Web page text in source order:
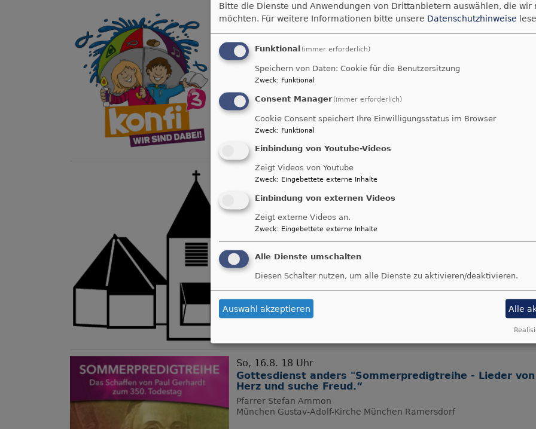
Mo, 8.6. - Fr, 25.9.
Anmeldung Konfi3
Angela Zielke
München Gustav-Adolf-Kirche München Ramersdorf
So, 9.8. 10 Uhr
Gottesdienst "Sommerpredigtreihe - Lieder von Paul
Pfarrer i.R. Michael Göpfert
München
Jesajakirche München
So, 16.8. 18 Uhr
Gottesdienst anders "Sommerpredigtreihe - Lieder
Herz und suche Freud.“
Pfarrer Stefan Ammon
München Gustav-Adolf-Kirche München Ramersdorf
Bitte die Dienste und Anwendungen von Drittanbietern auswählen, die wir
möchten. Für weitere Informationen bitte unsere Datenschutzhinweise
Funktional (immer erforderlich)
Speichern von Daten: Cookie für die Benutzersitzung
Zweck: Funktional
Consent Manager (immer erforderlich)
Cookie Consent speichert Ihre Einwilligungsstatus im Browser
Zweck: Funktional
Einbindung von Youtube-Videos
Zeigt Videos von Youtube
Zweck: Eingebettete externe Inhalte
Einbindung von externen Videos
Zeigt externe Videos an.
Zweck: Eingebettete externe Inhalte
Alle Dienste umschalten
Diesen Schalter nutzen, um alle Dienste zu aktivieren/deaktivieren.
Auswahl akzeptieren Alle